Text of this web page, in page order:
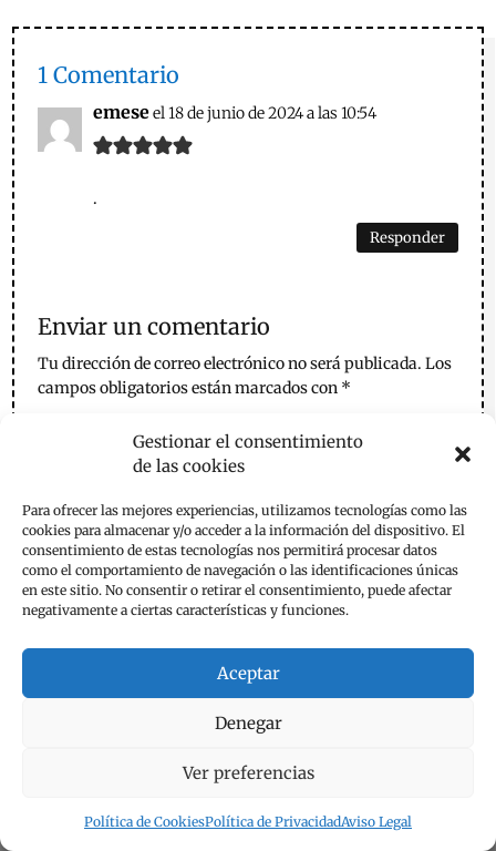
Gestionar el consentimiento
de las cookies
Para ofrecer las mejores experiencias, utilizamos tecnologías como las
cookies para almacenar y/o acceder a la información del dispositivo. El
consentimiento de estas tecnologías nos permitirá procesar datos
como el comportamiento de navegación o las identificaciones únicas
en este sitio. No consentir o retirar el consentimiento, puede afectar
negativamente a ciertas características y funciones.
Aceptar
Denegar
Ver preferencias
Política de CookiesPolítica de PrivacidadAviso Legal
1 Comentario
emeseel 18 de junio de 2024 a las 10:54
.
Responder
Enviar un comentario
Tu dirección de correo electrónico no será publicada. Los
campos obligatorios están marcados con *